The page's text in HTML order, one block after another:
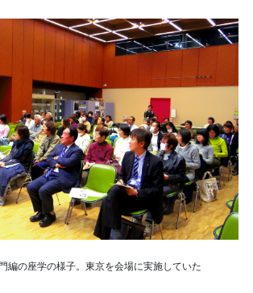
編の座学の様子。東京を会場に実施していた